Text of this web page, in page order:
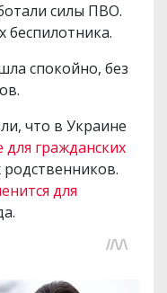
силы ПВО.
беспилотника.
спокойно, без
что в Украине
для гражданских
для